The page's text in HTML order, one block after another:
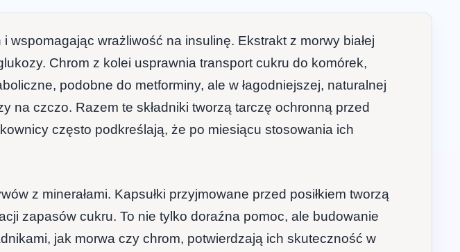
wrażliwość na insulinę. Ekstrakt z morwy białej
Chrom z kolei usprawnia transport cukru do komórek,
podobne do metforminy, ale w łagodniejszej, naturalnej
na czczo. Razem te składniki tworzą tarczę ochronną przed
często podkreślają, że po miesiącu stosowania ich
z minerałami. Kapsułki przyjmowane przed posiłkiem tworzą
zapasów cukru. To nie tylko doraźna pomoc, ale budowanie
jak morwa czy chrom, potwierdzają ich skuteczność w